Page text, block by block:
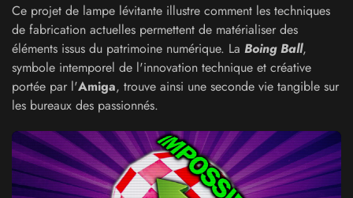
Ce projet de lampe lévitante illustre comment les techniques
de fabrication actuelles permettent de matérialiser des
éléments issus du patrimoine numérique. La Boing Ball,
symbole intemporel de l'innovation technique et créative
portée par l'Amiga, trouve ainsi une seconde vie tangible sur
les bureaux des passionnés.